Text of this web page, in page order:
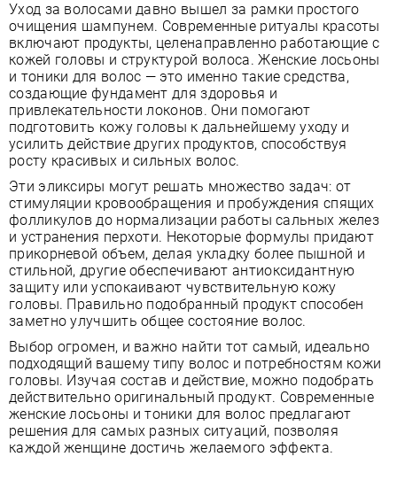
Уход за волосами давно вышел за рамки простого
очищения шампунем. Современные ритуалы красоты
включают продукты, целенаправленно работающие с
кожей головы и структурой волоса. Женские лосьоны
и тоники для волос — это именно такие средства,
создающие фундамент для здоровья и
привлекательности локонов. Они помогают
подготовить кожу головы к дальнейшему уходу и
усилить действие других продуктов, способствуя
росту красивых и сильных волос.
Эти эликсиры могут решать множество задач: от
стимуляции кровообращения и пробуждения спящих
фолликулов до нормализации работы сальных желез
и устранения перхоти. Некоторые формулы придают
прикорневой объем, делая укладку более пышной и
стильной, другие обеспечивают антиоксидантную
защиту или успокаивают чувствительную кожу
головы. Правильно подобранный продукт способен
заметно улучшить общее состояние волос.
Выбор огромен, и важно найти тот самый, идеально
подходящий вашему типу волос и потребностям кожи
головы. Изучая состав и действие, можно подобрать
действительно оригинальный продукт. Современные
женские лосьоны и тоники для волос предлагают
решения для самых разных ситуаций, позволяя
каждой женщине достичь желаемого эффекта.